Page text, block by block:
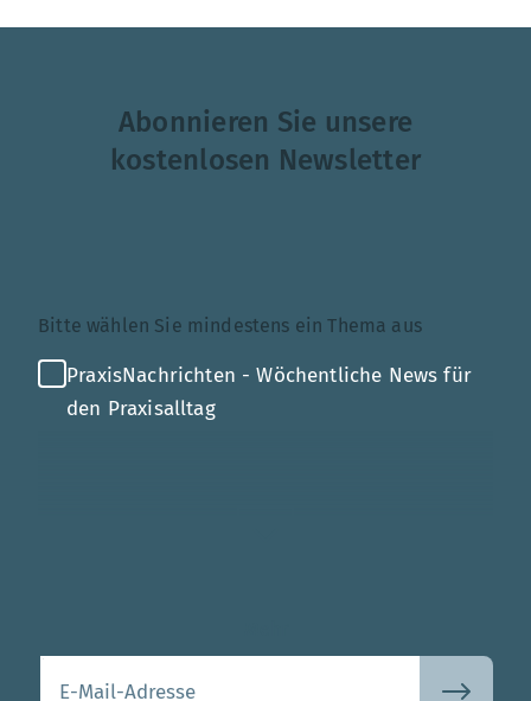
Abonnieren Sie unsere
kostenlosen Newsletter
Bitte wählen Sie mindestens ein Thema aus
PraxisNachrichten - Wöchentliche News für
den Praxisalltag